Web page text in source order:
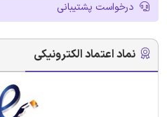
درخواست پشتیبانی
نماد اعتماد الکترونیکی